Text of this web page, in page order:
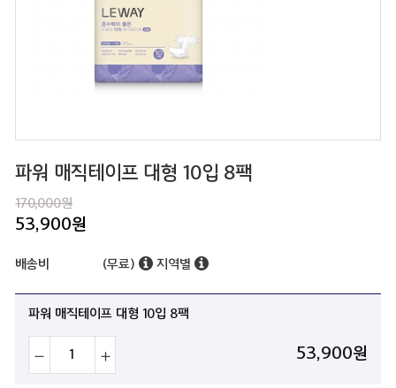
파워 매직테이프 대형 10입 8팩
170,000원
53,900원
배송비 (무료) 지역별
파워 매직테이프 대형 10입 8팩
53,900원